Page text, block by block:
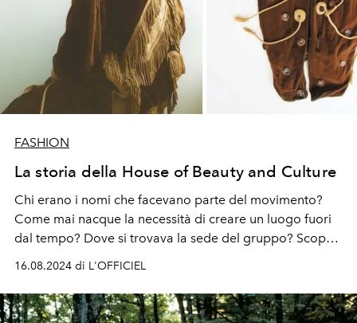
FASHION
La storia della House of Beauty and Culture
Chi erano i nomi che facevano parte del movimento?
Come mai nacque la necessità di creare un luogo fuori
dal tempo? Dove si trovava la sede del gruppo? Scopri
16.08.2024 di L'OFFICIEL